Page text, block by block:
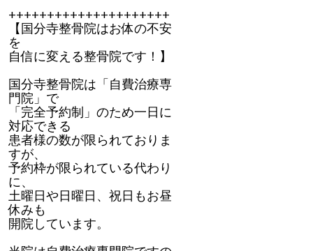
+++++++++++++++++++++
【国分寺整骨院はお体の不安
を
自信に変える整骨院です！】
国分寺整骨院は「自費治療専
門院」で
「完全予約制」のため一日に
対応できる
患者様の数が限られておりま
すが、
予約枠が限られている代わり
に、
土曜日や日曜日、祝日もお昼
休みも
開院しています。